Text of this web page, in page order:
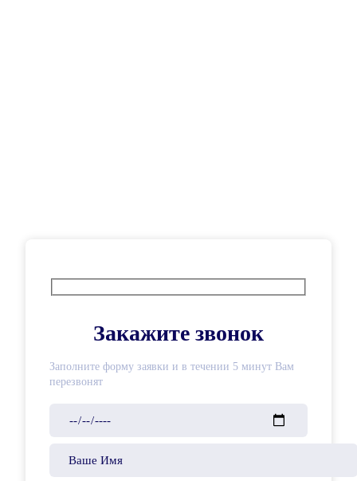
Закажите звонок
Заполните форму заявки и в течении 5 минут Вам
перезвонят